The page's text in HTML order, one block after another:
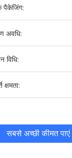
पैकेजिंग:
अवधि:
विधि:
क्षमता:
सबसे अच्छी कीमत पाएं